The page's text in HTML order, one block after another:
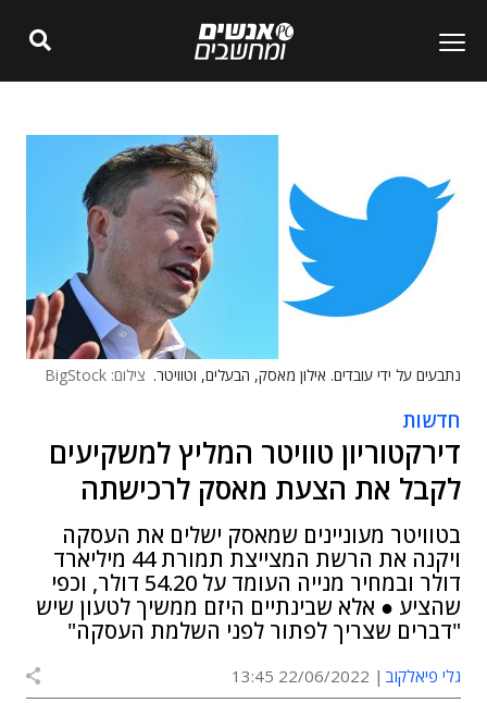
נתבעים על ידי עובדים. אילון מאסק, הבעלים, וטוויטר. צילום: BigStock
חדשות
דירקטוריון טוויטר המליץ למשקיעים
לקבל את הצעת מאסק לרכישתה
בטוויטר מעוניינים שמאסק ישלים את העסקה
ויקנה את הרשת המצייצת תמורת 44 מיליארד
דולר ובמחיר מנייה העומד על 54.20 דולר, וכפי
שהציע ● אלא שבינתיים היזם ממשיך לטעון שיש
"דברים שצריך לפתור לפני השלמת העסקה"
גלי פיאלקוב 22/06/2022 13:45